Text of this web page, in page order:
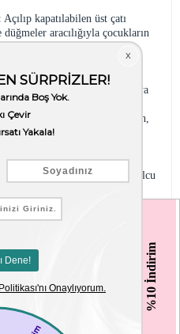
%10 İndirim
Açılıp kapatılabilen üst çatı
düğmeler aracılığıyla çocukların
çalabileceği eğlenceli bir ses
Set içerisinde yer alan 5 adet
yerleştirildiğinde, farklı dünya
zeminine yansıtılır.
yüksek hızlı manuel tren,
ve vagon kapakları,
yerleştirilebilmesi için
şef, makinist veya yolcu
sosyal
sağlar.
Sürdürülebilir
malzemelerle üretilmiş
toksik olmayan boyalarla
ışık fonksiyonları 2 adet AAA
dahil değildir).